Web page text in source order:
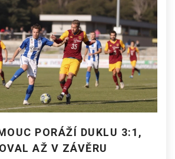
PORÁŽÍ DUKLU 3:1,
AŽ V ZÁVĚRU